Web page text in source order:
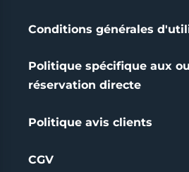
Conditions générales
Politique spécifique aux
réservation directe
Politique avis clients
CGV